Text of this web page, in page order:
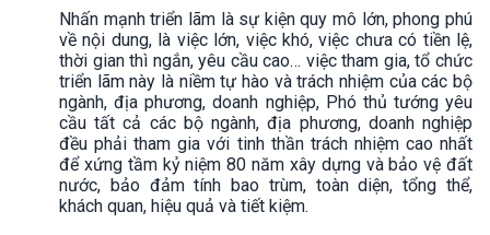
Nhấn mạnh triển lãm là sự kiện quy mô lớn, phong phú
về nội dung, là việc lớn, việc khó, việc chưa có tiền lệ,
thời gian thì ngắn, yêu cầu cao… việc tham gia, tổ chức
triển lãm này là niềm tự hào và trách nhiệm của các bộ
ngành, địa phương, doanh nghiệp, Phó thủ tướng yêu
cầu tất cả các bộ ngành, địa phương, doanh nghiệp
đều phải tham gia với tinh thần trách nhiệm cao nhất
để xứng tầm kỷ niệm 80 năm xây dựng và bảo vệ đất
nước, bảo đảm tính bao trùm, toàn diện, tổng thể,
khách quan, hiệu quả và tiết kiệm.